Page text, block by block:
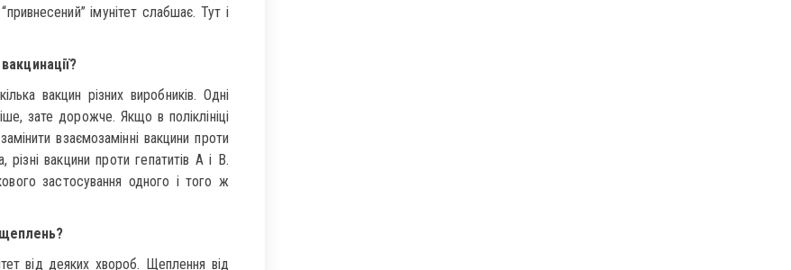
імунітет слабшає. Тут і
вакцин різних виробників. Одні
зате дорожче. Якщо в поліклініці
взаємозамінні вакцини проти
різні вакцини проти гепатитів А і В.
застосування одного і того ж
від деяких хвороб. Щеплення від